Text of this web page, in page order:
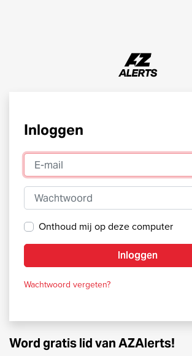
Inloggen
E-mail
Wachtwoord
Onthoud mij op deze computer
Inloggen
Wachtwoord vergeten?
Word gratis lid van AZAlerts!